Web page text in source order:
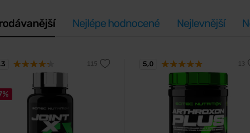
Nejlépe hodnocené Nejlevnější
5,0